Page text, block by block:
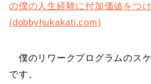
の僕の人生経験に付加価値をつ
(dobbyhukakati.com)
僕のリワークプログラムのス
です。